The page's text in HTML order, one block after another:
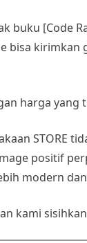
buku [Code
bisa
harga
STORE
positif
modern
kami